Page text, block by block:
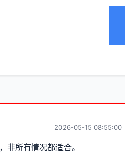
2026-05-15 08:55:00
所有情况都适合。